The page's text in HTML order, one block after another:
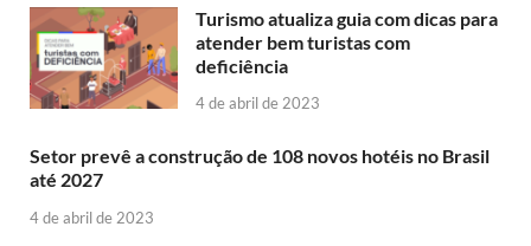
Turismo atualiza guia com dicas para
atender bem turistas com
deficiência
4 de abril de 2023
Setor prevê a construção de 108 novos hotéis no Brasil
até 2027
4 de abril de 2023